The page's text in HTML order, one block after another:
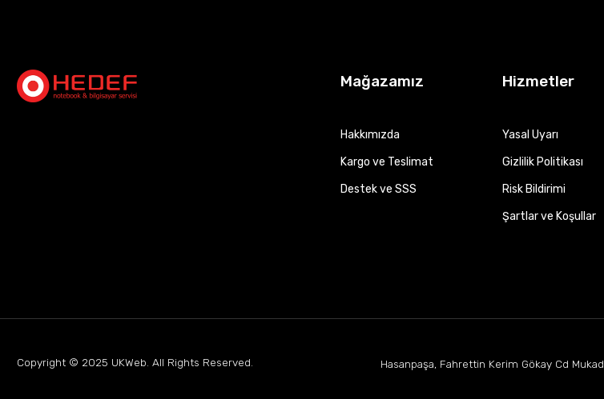
Mağazamız
Hakkımızda
Kargo ve Teslimat
Destek ve SSS
Hizmetler
Yasal Uyarı
Gizlilik Politikası
Risk Bildirimi
Şartlar ve Koşullar
Copyright © 2025 UKWeb . All Rights Reserved. Hasanpaşa, Fahrettin Kerim Gökay Cd